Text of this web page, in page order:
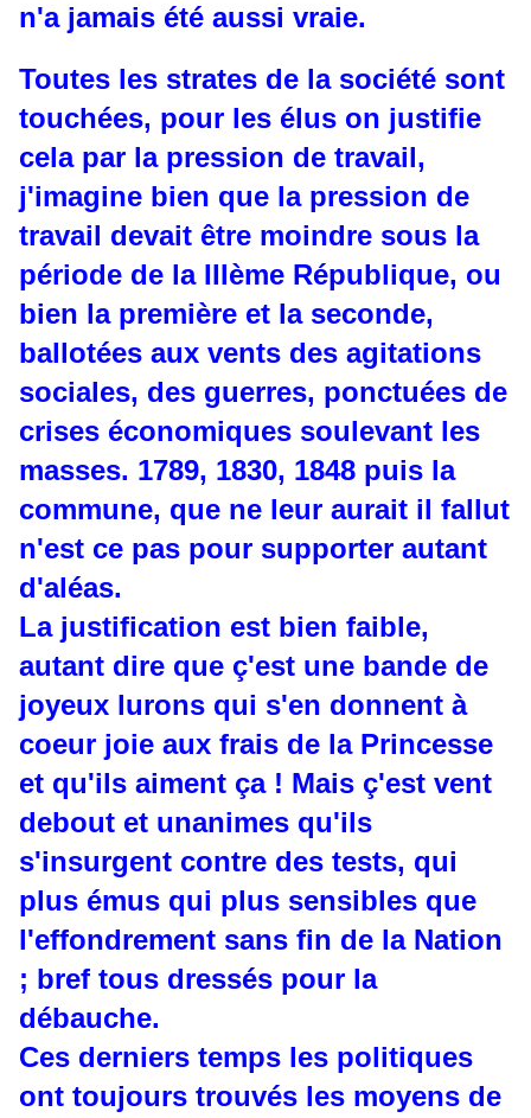
n'a jamais été aussi vraie.
Toutes les strates de la société sont
touchées, pour les élus on justifie
cela par la pression de travail,
j'imagine bien que la pression de
travail devait être moindre sous la
période de la IIIème République, ou
bien la première et la seconde,
ballotées aux vents des agitations
sociales, des guerres, ponctuées de
crises économiques soulevant les
masses. 1789, 1830, 1848 puis la
commune, que ne leur aurait il fallut
n'est ce pas pour supporter autant
d'aléas.
La justification est bien faible,
autant dire que ç'est une bande de
joyeux lurons qui s'en donnent à
coeur joie aux frais de la Princesse
et qu'ils aiment ça ! Mais ç'est vent
debout et unanimes qu'ils
s'insurgent contre des tests, qui
plus émus qui plus sensibles que
l'effondrement sans fin de la Nation
; bref tous dressés pour la
débauche.
Ces derniers temps les politiques
ont toujours trouvés les moyens de